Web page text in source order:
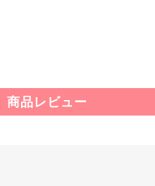
商品レビュー